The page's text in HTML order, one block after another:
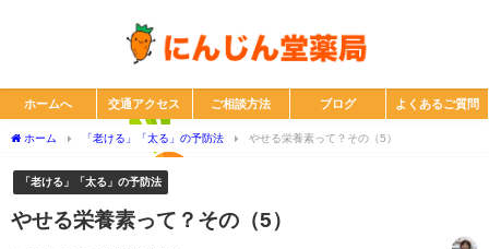
ホームへ 交通アクセス ご相談方法 ブログ よくあるご質問
ホーム 「老ける」「太る」の予防法 やせる栄養素って？その（5）
「老ける」「太る」の予防法
やせる栄養素って？その（5）